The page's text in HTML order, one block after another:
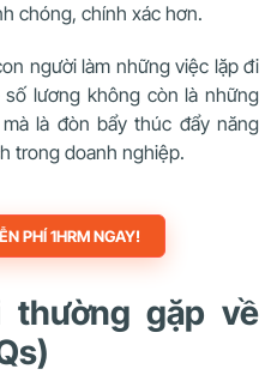
chóng, chính xác hơn.
người làm những việc lặp đi
số lương không còn là những
là đòn bẩy thúc đẩy năng
trong doanh nghiệp.
PHÍ 1HRM NGAY!
thường gặp về